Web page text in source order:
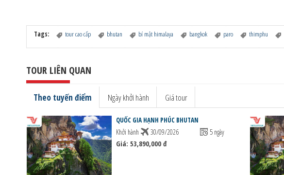
Tags: tour cao cấp bhutan bí mật himalaya bangkok paro thimphu
TOUR LIÊN QUAN
Theo tuyến điểm Ngày khởi hành Giá tour
QUỐC GIA HẠNH PHÚC BHUTAN
Khởi hành 30/09/2026
5 ngày
Giá: 53,890,000 đ